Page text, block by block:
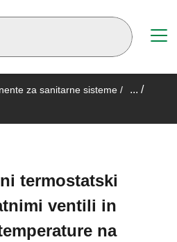
za sanitarne sisteme / ... /
termostatski
ventili in
na